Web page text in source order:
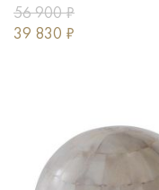
56 900₽
39 830 ₽